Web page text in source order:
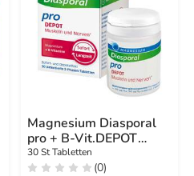
Magnesium Diasporal
pro + B-Vit.DEPOT
Musk. + Nerv.Tab
30 St Tabletten
(0)